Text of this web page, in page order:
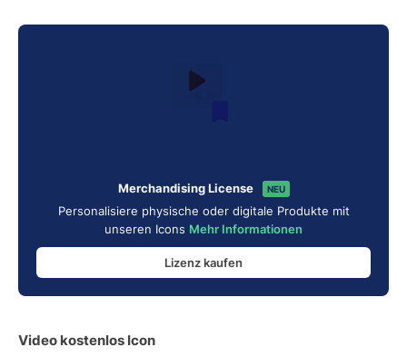
Merchandising License NEU
Personalisiere physische oder digitale Produkte mit
unseren Icons Mehr Informationen
Lizenz kaufen
Video kostenlos Icon